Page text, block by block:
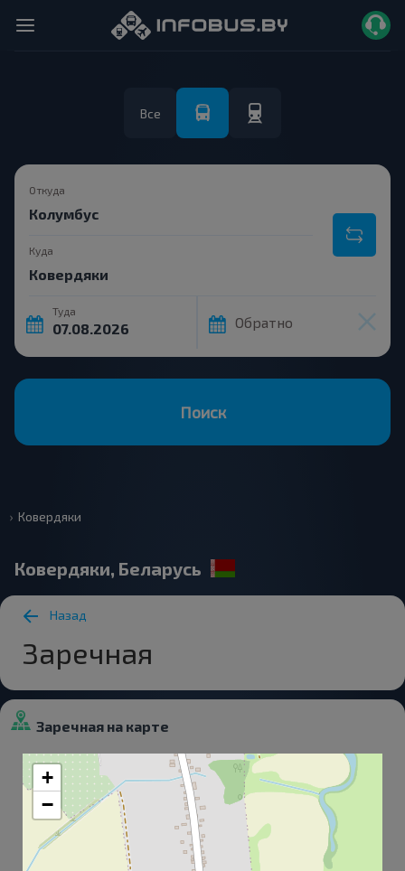
Все
Откуда
Куда
Туда
Обратно
Поиск
Ковердяки
Ковердяки, Беларусь
Назад
Заречная
Заречная на карте
+
−